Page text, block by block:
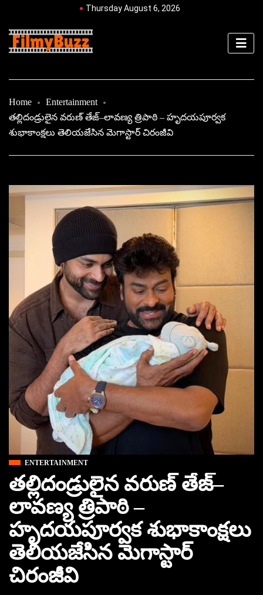
Thursday August 6, 2026
Home
Entertainment
తల్లిదండ్రులైన వరుణ్‌ తేజ్–లావణ్య త్రిపాఠి – హృదయపూర్వక
శుభాకాంక్షలు తెలియజేసిన మెగాస్టార్ చిరంజీవి
ENTERTAINMENT
తల్లిదండ్రులైన వరుణ్‌ తేజ్–
లావణ్య త్రిపాఠి –
హృదయపూర్వక శుభాకాంక్షలు
తెలియజేసిన మెగాస్టార్
చిరంజీవి